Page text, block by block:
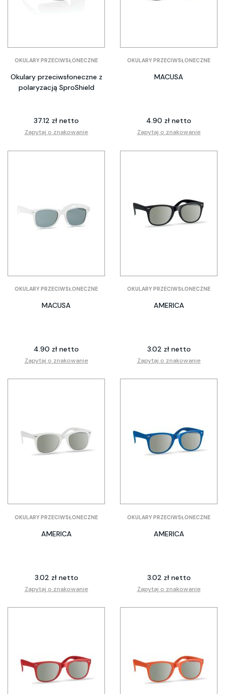
OKULARY PRZECIWSŁONECZNE
Okulary przeciwsłoneczne z
polaryzacją SproShield
37.12 zł netto
Zapytaj o znakowanie
OKULARY PRZECIWSŁONECZNE
MACUSA
4.90 zł netto
Zapytaj o znakowanie
OKULARY PRZECIWSŁONECZNE
MACUSA
4.90 zł netto
Zapytaj o znakowanie
OKULARY PRZECIWSŁONECZNE
AMERICA
3.02 zł netto
Zapytaj o znakowanie
OKULARY PRZECIWSŁONECZNE
AMERICA
3.02 zł netto
Zapytaj o znakowanie
OKULARY PRZECIWSŁONECZNE
AMERICA
3.02 zł netto
Zapytaj o znakowanie